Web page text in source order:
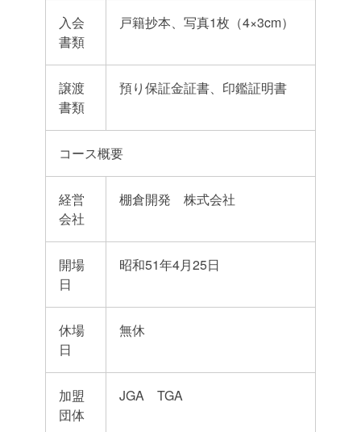
入会
書類
戸籍抄本、写真1枚（4×3cm）
譲渡
書類
預り保証金証書、印鑑証明書
コース概要
経営
会社
棚倉開発 株式会社
開場
日
昭和51年4月25日
休場
日
無休
加盟
団体
JGA TGA